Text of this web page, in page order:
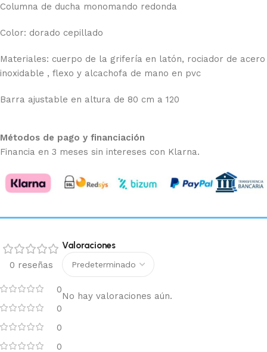
Columna de ducha monomando redonda
Color: dorado cepillado
Materiales: cuerpo de la grifería en latón, rociador de acero
inoxidable , flexo y alcachofa de mano en pvc
Barra ajustable en altura de 80 cm a 120
Métodos de pago y financiación
Financia en 3 meses sin intereses con Klarna.
0 reseñas
0
0
0
0
Valoraciones
No hay valoraciones aún.